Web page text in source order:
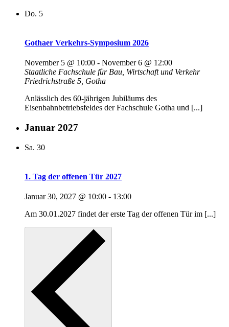
Do. 5
Gothaer Verkehrs-Symposium 2026
November 5 @ 10:00 - November 6 @ 12:00
Staatliche Fachschule für Bau, Wirtschaft und Verkehr
Friedrichstraße 5, Gotha
Anlässlich des 60-jährigen Jubiläums des
Eisenbahnbetriebsfeldes der Fachschule Gotha und [...]
Januar 2027
Sa. 30
1. Tag der offenen Tür 2027
Januar 30, 2027 @ 10:00 - 13:00
Am 30.01.2027 findet der erste Tag der offenen Tür im [...]